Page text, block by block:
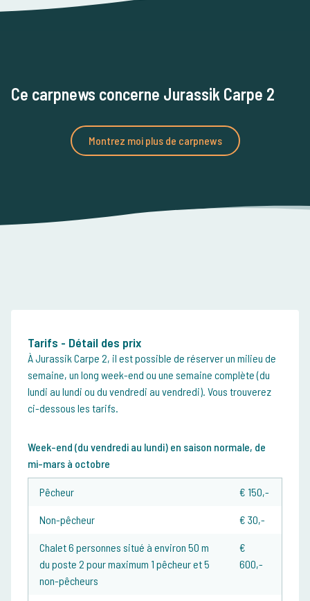
Ce carpnews concerne Jurassik Carpe 2
Montrez moi plus de carpnews
Tarifs - Détail des prix
À Jurassik Carpe 2, il est possible de réserver un milieu de
semaine, un long week-end ou une semaine complète (du
lundi au lundi ou du vendredi au vendredi). Vous trouverez
ci-dessous les tarifs.
Week-end (du vendredi au lundi) en saison normale, de
mi-mars à octobre
Pêcheur € 150,-
Non-pêcheur € 30,-
Chalet 6 personnes situé à environ 50 m
du poste 2 pour maximum 1 pêcheur et 5
non-pêcheurs
€
600,-